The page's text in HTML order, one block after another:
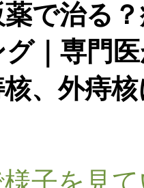
で治る
｜専門
、外痔
様子を見